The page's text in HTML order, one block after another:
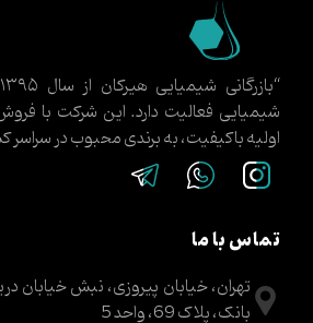
شیمیایی فعالیت دارد. این شرکت با
اولیه باکیفیت، به برندی محبوب در
تماس با ما
تهران، خیابان پیروزی، نبش خیابان
بانک، پلاک 69، واحد 5